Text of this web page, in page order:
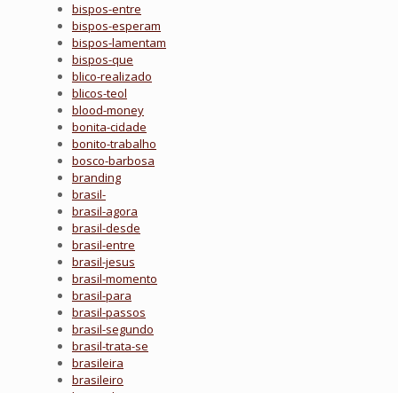
bispos-entre
bispos-esperam
bispos-lamentam
bispos-que
blico-realizado
blicos-teol
blood-money
bonita-cidade
bonito-trabalho
bosco-barbosa
branding
brasil-
brasil-agora
brasil-desde
brasil-entre
brasil-jesus
brasil-momento
brasil-para
brasil-passos
brasil-segundo
brasil-trata-se
brasileira
brasileiro